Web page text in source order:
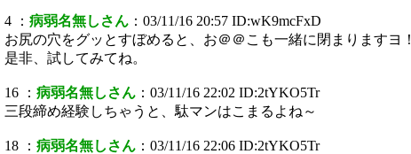
4 ： 病弱名無しさん ：03/11/16 20:57 ID:wK9mcFxD
お尻の穴をグッとすぼめると、お＠＠こも一緒に閉まりますヨ！
是非、試してみてね。
16 ： 病弱名無しさん ：03/11/16 22:02 ID:2tYKO5Tr
三段締め経験しちゃうと、駄マンはこまるよね～
18 ： 病弱名無しさん ：03/11/16 22:06 ID:2tYKO5Tr